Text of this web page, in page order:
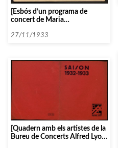
[Esbós d’un programa de
concert de Maria
Sulikowski]
27/11/1933
[Quadern amb els artistes de la
Bureu de Concerts Alfred Lyon